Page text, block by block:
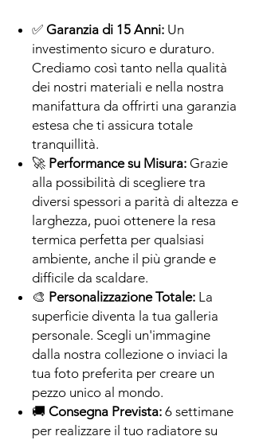
✅ Garanzia di 15 Anni: Un
investimento sicuro e duraturo.
Crediamo così tanto nella qualità
dei nostri materiali e nella nostra
manifattura da offrirti una garanzia
estesa che ti assicura totale
tranquillità.
🚀 Performance su Misura: Grazie
alla possibilità di scegliere tra
diversi spessori a parità di altezza e
larghezza, puoi ottenere la resa
termica perfetta per qualsiasi
ambiente, anche il più grande e
difficile da scaldare.
🎨 Personalizzazione Totale: La
superficie diventa la tua galleria
personale. Scegli un'immagine
dalla nostra collezione o inviaci la
tua foto preferita per creare un
pezzo unico al mondo.
🚚 Consegna Prevista: 6 settimane
per realizzare il tuo radiatore su